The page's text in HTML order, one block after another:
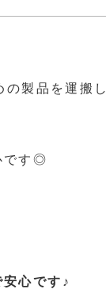
製品を運搬し
です◎
心です♪